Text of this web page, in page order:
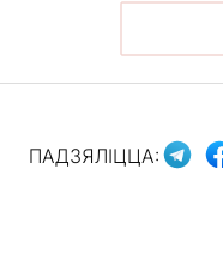
ПАДЗЯЛІЦЦА: